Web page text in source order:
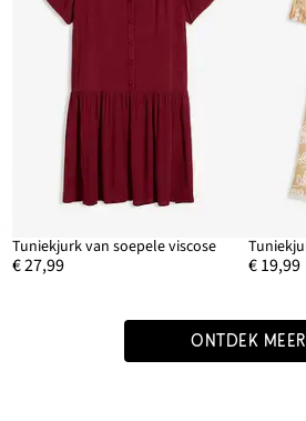
Tuniekjurk van soepele viscose
€ 27,99 € 19,99
ONTDEK MEER